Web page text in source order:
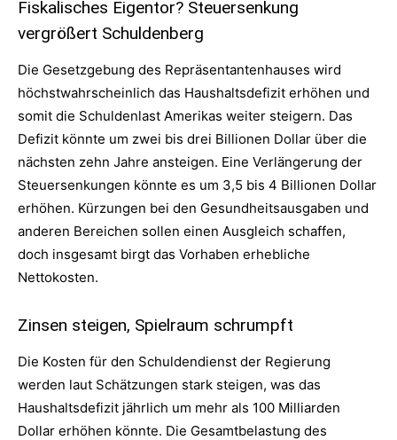
Fiskalisches Eigentor? Steuersenkung
vergrößert Schuldenberg
Die Gesetzgebung des Repräsentantenhauses wird
höchstwahrscheinlich das Haushaltsdefizit erhöhen und
somit die Schuldenlast Amerikas weiter steigern. Das
Defizit könnte um zwei bis drei Billionen Dollar über die
nächsten zehn Jahre ansteigen. Eine Verlängerung der
Steuersenkungen könnte es um 3,5 bis 4 Billionen Dollar
erhöhen. Kürzungen bei den Gesundheitsausgaben und
anderen Bereichen sollen einen Ausgleich schaffen,
doch insgesamt birgt das Vorhaben erhebliche
Nettokosten.
Zinsen steigen, Spielraum schrumpft
Die Kosten für den Schuldendienst der Regierung
werden laut Schätzungen stark steigen, was das
Haushaltsdefizit jährlich um mehr als 100 Milliarden
Dollar erhöhen könnte. Die Gesamtbelastung des